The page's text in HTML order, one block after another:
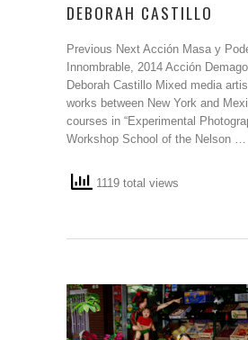
DEBORAH CASTILLO
Previous Next Acción Masa y
Innombrable, 2014 Acción
Deborah Castillo Mixed media
works between New York and
courses in “Experimental
Workshop School of the Nelson …
1119 total views